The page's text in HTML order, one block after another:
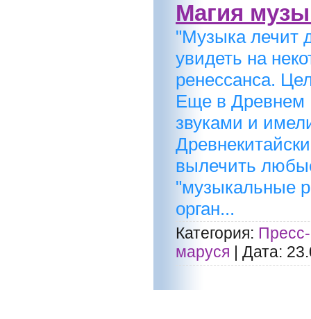
Магия
"Музыка лечит
увидеть на
ренессанса.
Еще в Древнем
звуками и
вылечить
"музыкальные
орган...
Категория:
маруся
Дата: